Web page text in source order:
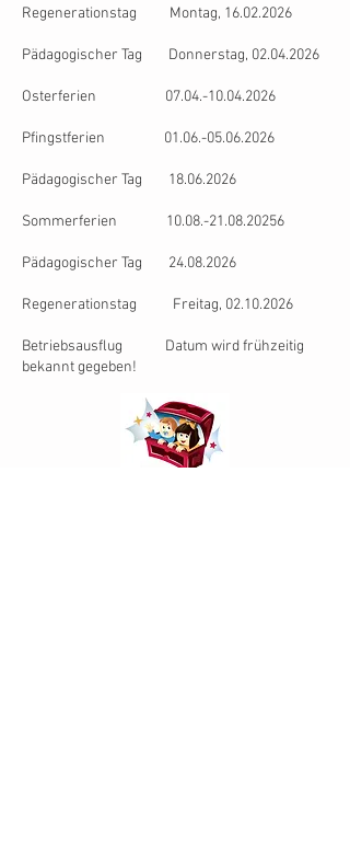
Regenerationstag Montag, 16.02.2026
Pädagogischer Tag Donnerstag, 02.04.2026
Osterferien 07.04.-10.04.2026
Pfingstferien 01.06.-05.06.2026
Pädagogischer Tag 18.06.2026
Sommerferien 10.08.-21.08.20256
Pädagogischer Tag 24.08.2026
Regenerationstag Freitag, 02.10.2026
Betriebsausflug Datum wird frühzeitig
bekannt gegeben!